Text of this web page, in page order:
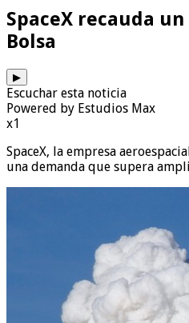
SpaceX recauda
Bolsa
▶
Escuchar esta noticia
Powered by Estudios Max
x1
SpaceX, la empresa
una demanda que supera